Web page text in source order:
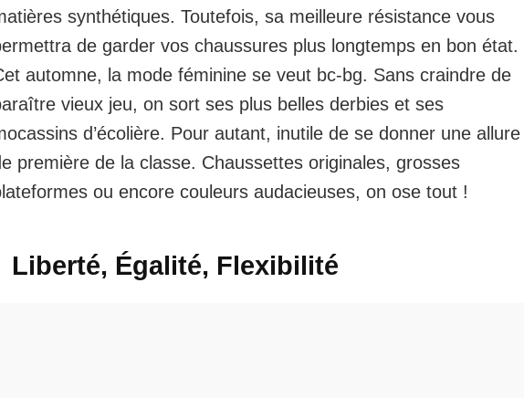
synthétiques. Toutefois, sa meilleure résistance vous
de garder vos chaussures plus longtemps en bon état.
automne, la mode féminine se veut bc-bg. Sans craindre de
vieux jeu, on sort ses plus belles derbies et ses
d’écolière. Pour autant, inutile de se donner une allure
première de la classe. Chaussettes originales, grosses
ou encore couleurs audacieuses, on ose tout !
Liberté, Égalité, Flexibilité